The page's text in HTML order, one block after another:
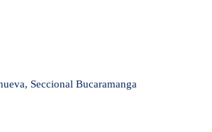
Seccional Bucaramanga